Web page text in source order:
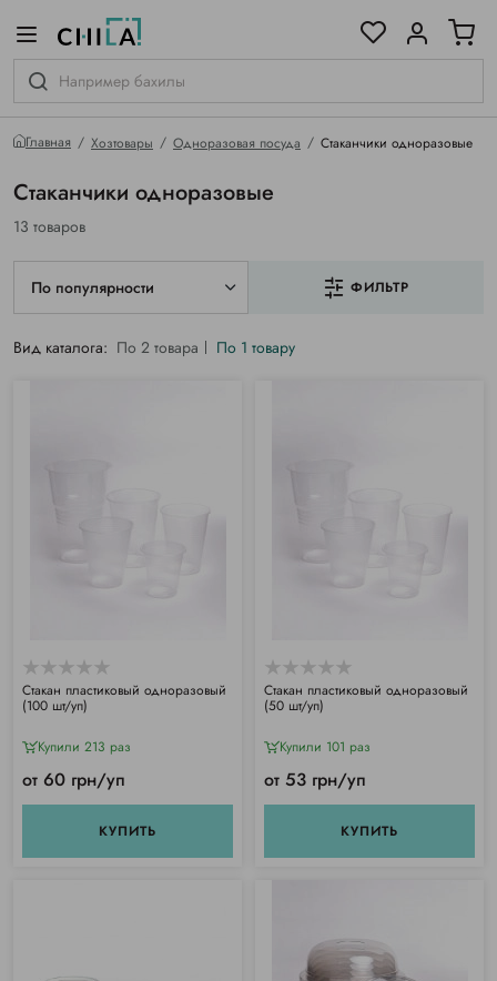
Главная Хозтовары Одноразовая посуда Стаканчики одноразовые
Стаканчики одноразовые
13 товаров
По популярности ФИЛЬТР
Вид каталога: По 2 товара По 1 товару
Стакан пластиковый одноразовый
(100 шт/уп)
Купили 213 раз
от 60 грн/уп
КУПИТЬ
Стакан пластиковый одноразовый
(50 шт/уп)
Купили 101 раз
от 53 грн/уп
КУПИТЬ
гамме